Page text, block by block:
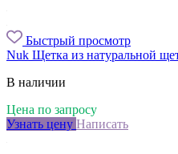
Быстрый просмотр
Nuk Щетка из натуральной
В наличии
Цена по запросу
Узнать цену Написать